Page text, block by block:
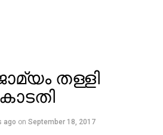
തള്ളി
ago on September 18, 2017